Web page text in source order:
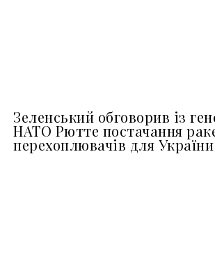
Зеленський обговорив із
НАТО Рютте постачання
перехоплювачів для України